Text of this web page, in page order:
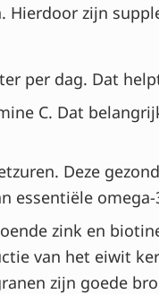
Hierdoor zijn
per dag. Dat
C. Dat
Deze
essentiële omega-
zink en
van het eiwit
zijn goede